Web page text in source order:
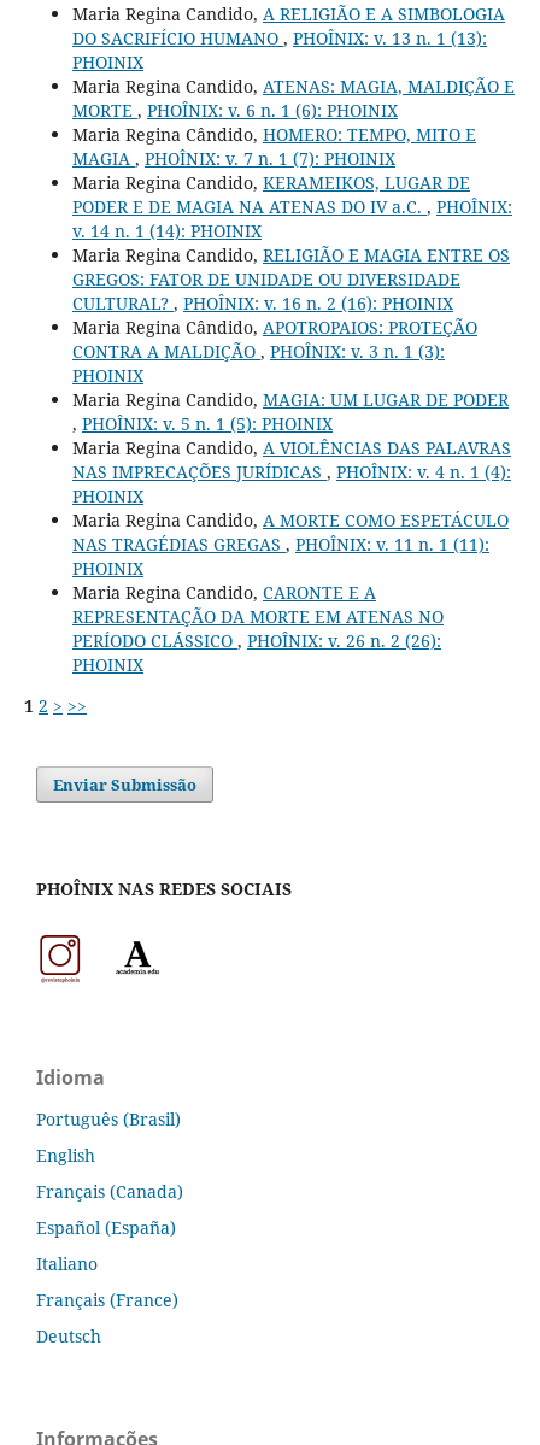
Maria Regina Candido, A RELIGIÃO E A SIMBOLOGIA
DO SACRIFÍCIO HUMANO , PHOÎNIX: v. 13 n. 1 (13):
PHOINIX
Maria Regina Candido, ATENAS: MAGIA, MALDIÇÃO E
MORTE , PHOÎNIX: v. 6 n. 1 (6): PHOINIX
Maria Regina Cândido, HOMERO: TEMPO, MITO E
MAGIA , PHOÎNIX: v. 7 n. 1 (7): PHOINIX
Maria Regina Candido, KERAMEIKOS, LUGAR DE
PODER E DE MAGIA NA ATENAS DO IV a.C. , PHOÎNIX:
v. 14 n. 1 (14): PHOINIX
Maria Regina Candido, RELIGIÃO E MAGIA ENTRE OS
GREGOS: FATOR DE UNIDADE OU DIVERSIDADE
CULTURAL? , PHOÎNIX: v. 16 n. 2 (16): PHOINIX
Maria Regina Cândido, APOTROPAIOS: PROTEÇÃO
CONTRA A MALDIÇÃO , PHOÎNIX: v. 3 n. 1 (3):
PHOINIX
Maria Regina Candido, MAGIA: UM LUGAR DE PODER
, PHOÎNIX: v. 5 n. 1 (5): PHOINIX
Maria Regina Candido, A VIOLÊNCIAS DAS PALAVRAS
NAS IMPRECAÇÕES JURÍDICAS , PHOÎNIX: v. 4 n. 1 (4):
PHOINIX
Maria Regina Candido, A MORTE COMO ESPETÁCULO
NAS TRAGÉDIAS GREGAS , PHOÎNIX: v. 11 n. 1 (11):
PHOINIX
Maria Regina Candido, CARONTE E A
REPRESENTAÇÃO DA MORTE EM ATENAS NO
PERÍODO CLÁSSICO , PHOÎNIX: v. 26 n. 2 (26):
PHOINIX
1 2 > >>
Enviar Submissão
PHOÎNIX NAS REDES SOCIAIS
Idioma
Português (Brasil)
English
Français (Canada)
Español (España)
Italiano
Français (France)
Deutsch
Informações